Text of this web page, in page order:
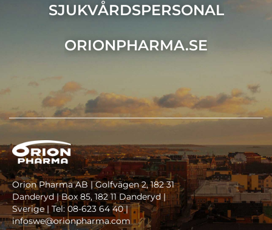
SJUKVÅRDSPERSONAL
ORIONPHARMA.SE
Orion Pharma AB | Golfvägen 2, 182 31
Danderyd | Box 85, 182 11 Danderyd |
Sverige | Tel: 08-623 64 40 |
infoswe@orionpharma.com